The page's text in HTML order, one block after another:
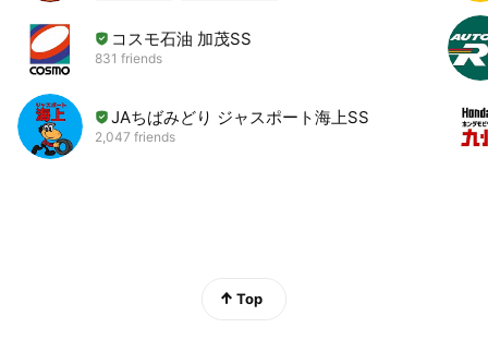
コスモ石油 加茂SS
831 friends
JAちばみどり ジャスポート海上SS
2,047 friends
Top